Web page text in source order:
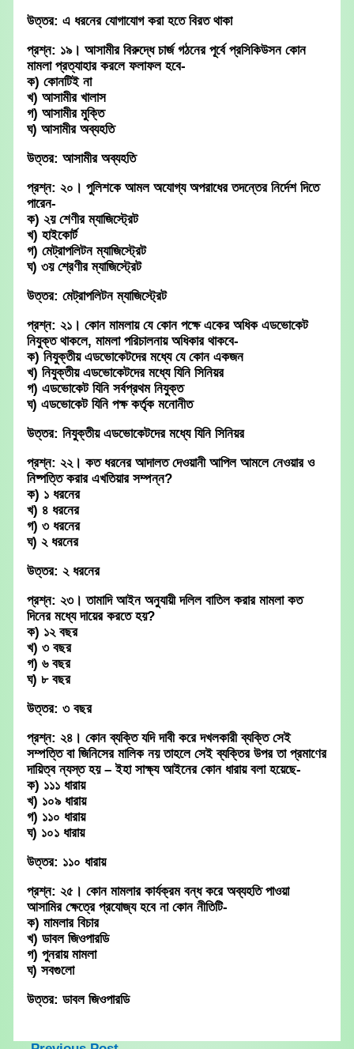
উত্তর: এ ধরনের যোগাযোগ করা হতে বিরত থাকা
প্রশ্ন: ১৯। আসামীর বিরুদ্ধে চার্জ গঠনের পূর্বে প্রসিকিউসন কোন
মামলা প্রত্যাহার করলে ফলাফল হবে-
ক) কোনটিই না
খ) আসামীর খালাস
গ) আসামীর মুক্তি
ঘ) আসামীর অব্যহতি
উত্তর: আসামীর অব্যহতি
প্রশ্ন: ২০। পুলিশকে আমল অযোগ্য অপরাধের তদন্তের নির্দেশ দিতে
পারেন-
ক) ২য় শেণীর ম্যাজিস্ট্রেট
খ) হাইকোর্ট
গ) মেট্রাপলিটন ম্যাজিস্ট্রেট
ঘ) ৩য় শ্রেণীর ম্যাজিস্ট্রেট
উত্তর: মেট্রাপলিটন ম্যাজিস্ট্রেট
প্রশ্ন: ২১। কোন মামলায় যে কোন পক্ষে একের অধিক এডভোকেট
নিযুক্ত থাকলে, মামলা পরিচালনায় অধিকার থাকবে-
ক) নিযুক্তীয় এডভোকেটদের মধ্যে যে কোন একজন
খ) নিযুক্তীয় এডভোকেটদের মধ্যে যিনি সিনিয়র
গ) এডভোকেট যিনি সর্বপ্রথম নিযুক্ত
ঘ) এডভোকেট যিনি পক্ষ কর্তৃক মনোনীত
উত্তর: নিযুক্তীয় এডভোকেটদের মধ্যে যিনি সিনিয়র
প্রশ্ন: ২২। কত ধরনের আদালত দেওয়ানী আপিল আমলে নেওয়ার ও
নিষ্পত্তি করার এখতিয়ার সম্পন্ন?
ক) ১ ধরনের
খ) ৪ ধরনের
গ) ৩ ধরনের
ঘ) ২ ধরনের
উত্তর: ২ ধরনের
প্রশ্ন: ২৩। তামাদি আইন অনুযায়ী দলিল বাতিল করার মামলা কত
দিনের মধ্যে দায়ের করতে হয়?
ক) ১২ বছর
খ) ৩ বছর
গ) ৬ বছর
ঘ) ৮ বছর
উত্তর: ৩ বছর
প্রশ্ন: ২৪। কোন ব্যক্তি যদি দাবী করে দখলকারী ব্যক্তি সেই
সম্পত্তি বা জিনিসের মালিক নয় তাহলে সেই ব্যক্তির উপর তা প্রমাণের
দায়িত্ব ন্যস্ত হয় – ইহা সাক্ষ্য আইনের কোন ধারায় বলা হয়েছে-
ক) ১১১ ধারায়
খ) ১০৯ ধারায়
গ) ১১০ ধারায়
ঘ) ১০১ ধারায়
উত্তর: ১১০ ধারায়
প্রশ্ন: ২৫। কোন মামলার কার্যক্রম বন্ধ করে অব্যহতি পাওয়া
আসামির ক্ষেত্রে প্রযোজ্য হবে না কোন নীতিটি-
ক) মামলার বিচার
খ) ডাবল জিওপারডি
গ) পুনরায় মামলা
ঘ) সবগুলো
উত্তর: ডাবল জিওপারডি